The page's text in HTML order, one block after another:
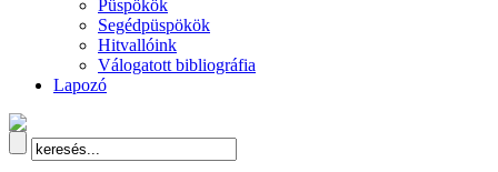
Püspökök
Segédpüspökök
Hitvallóink
Válogatott bibliográfia
Lapozó